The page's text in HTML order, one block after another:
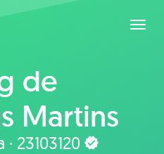
de
Martins
23103120